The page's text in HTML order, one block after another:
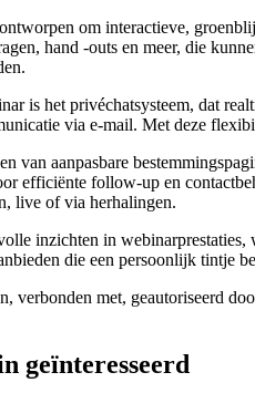
om interactieve,
hand -outs en meer, die
is het privéchatsysteem, dat
via e-mail. Met deze
van aanpasbare
efficiënte follow-up en
live of via herhalingen.
inzichten in
die een persoonlijk tintje
verbonden met, geautoriseerd
geïnteresseerd